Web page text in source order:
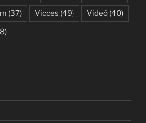
(37) Vicces (49) Videó (40)